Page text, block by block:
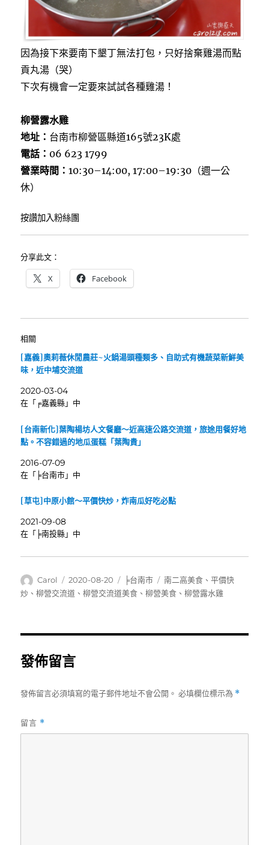
因為接下來要南下墾丁無法打包，只好捨棄雞湯而點
貢丸湯（哭）
下次有機會一定要來試試各種雞湯！
柳營露水雞
地址： 台南市柳營區縣道165號23K處
電話： 06 623 1799
營業時間：10:30–14:00, 17:00–19:30（週一公
休）
按讚加入粉絲團
分享此文：
X Facebook
相關
[嘉義]奧莉薇休閒農莊~火鍋湯頭種類多、自助式有機蔬菜新鮮美
味，近中埔交流道
2020-03-04
在「╒嘉義縣」中
[台南新化]葉陶楊坊人文餐廳～近高速公路交流道，旅途用餐好地
點。不容錯過的地瓜蛋糕「葉陶貴」
2016-07-09
在「╞台南市」中
[草屯]中原小館～平價快炒，炸南瓜好吃必點
2021-09-08
在「╞南投縣」中
作
者
Carol
發
佈
2020-08-20
分
類
╞台南市
標
籤
南二高美食 、平價快
炒 、柳營交流道 、柳營交流道美食 、柳營美食 、柳營露水雞
發佈留言
發佈留言必須填寫的電子郵件地址不會公開。 必填欄位標示為 *
留言 *